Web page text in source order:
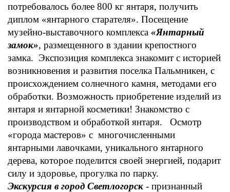
потребовалось более 800 кг янтаря, получить
диплом «янтарного старателя». Посещение
музейно-выставочного комплекса «Янтарный
замок», размещенного в здании крепостного
замка. Экспозиция комплекса знакомит с историей
возникновения и развития поселка Пальмникен, с
происхождением солнечного камня, методами его
обработки. Возможность приобретение изделий из
янтаря и янтарной косметики! Знакомство с
производством и обработкой янтаря. Осмотр
«города мастеров» с многочисленными
янтарными лавочками, уникального янтарного
дерева, которое поделится своей энергией, подарит
силу и здоровье, прогулка по парку.
Экскурсия в город Светлогорск - признанный